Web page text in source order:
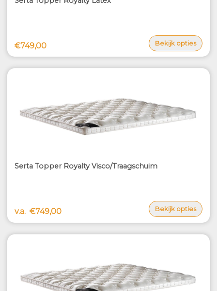
€749,00 Bekijk opties
Serta Topper Royalty Visco/Traagschuim
v.a. €749,00 Bekijk opties